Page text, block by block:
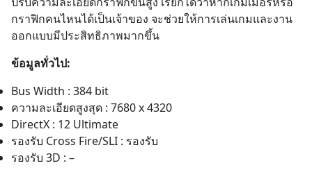
กราฟิกคนไหนได้เป็นเจ้าของ จะช่วยให้การเล่นเกมและงาน
ออกแบบมีประสิทธิภาพมากขึ้น
ข้อมูลทั่วไป:
Bus Width : 384 bit
ความละเอียดสูงสุด : 7680 x 4320
DirectX : 12 Ultimate
รองรับ Cross Fire/SLI : รองรับ
รองรับ 3D : –